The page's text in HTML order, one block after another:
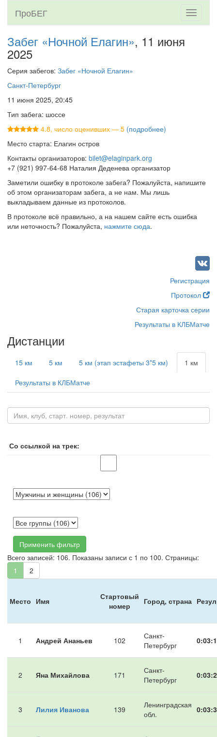
Toggle
ПроБЕГ
Забег «Ночной Елагин», 11 июня
2025
Серия забегов: Забег «Ночной Елагин»
Санкт-Петербург
11 июня 2025, 20:45
Тип забега: шоссе
4.8, число оценивших — 5 (подробнее)
Место старта: Елагин остров
Контакты организаторов: bilet@elaginpark.org
+7 (921) 997-64-68 Наталия Деденева организатор
Заметили ошибку в протоколе забега? Пожалуйста, напишите
об этом организаторам забега, а не нам. Мы лишь
выкладываем данные из протоколов.
В протоколе всё правильно, а на нашем сайте есть ошибка
или неточность? Пожалуйста, нажмите сюда.
Регистрация
Протокол
Старая карточка серии
Результаты в КЛБМатче
Дистанции
15 км 5 км 5 км (этап эстафеты 3*5 км) 1 км
Результаты в КЛБМатче
Со ссылкой на трек:
Применить фильтр
Всего записей: 106. Показаны записи с 1 по 100. Страницы:
1
2
Место Имя
Стартовый
номер
Город, страна
1 Андрей Ананьев 102
Санкт-
Петербург
2 Яна Михайлова 171
Санкт-
Петербург
3 Лилия Иванова 139
Ленинградская
обл.